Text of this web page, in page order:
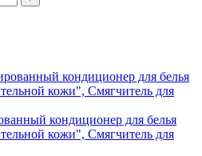
кондиционер для белья
кожи", Смягчитель для